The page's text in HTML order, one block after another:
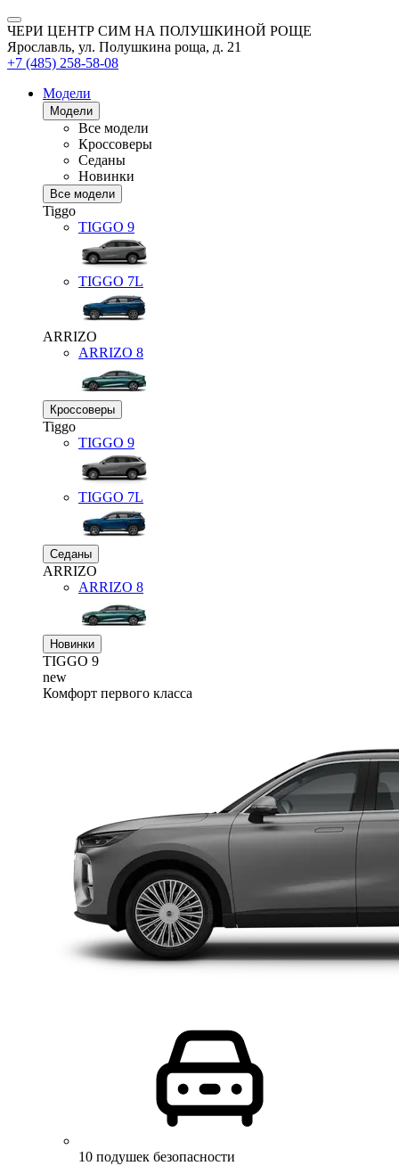
ЧЕРИ ЦЕНТР СИМ НА ПОЛУШКИНОЙ РОЩЕ
Ярославль, ул. Полушкина роща, д. 21
+7 (485) 258-58-08
Модели
Модели
Все модели
Кроссоверы
Седаны
Новинки
Все модели
Tiggo
TIGGO 9
TIGGO 7L
ARRIZO
ARRIZO 8
Кроссоверы
Tiggo
TIGGO 9
TIGGO 7L
Седаны
ARRIZO
ARRIZO 8
Новинки
TIGGO 9
new
Комфорт первого класса
10 подушек безопасности